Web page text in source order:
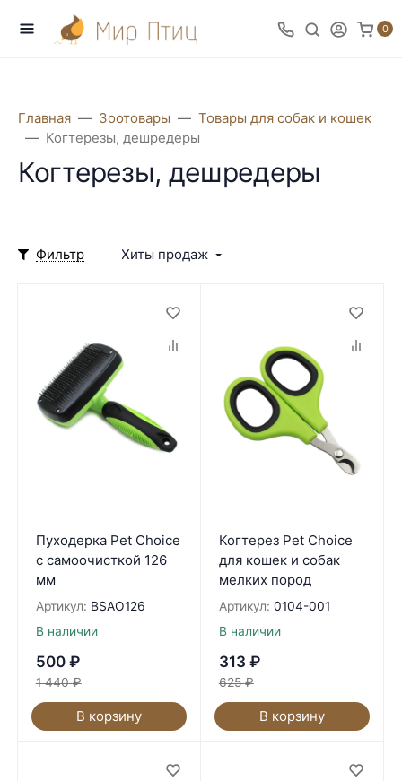
0
Главная Зоотовары
Товары для собак и кошек
Когтерезы, дешредеры
Когтерезы, дешредеры
Фильтр Хиты продаж
Пуходерка Pet Choice
с самоочисткой 126
мм
Артикул: BSAO126
В наличии
500 ₽
1 440 ₽
В корзину
Когтерез Pet Choice
для кошек и собак
мелких пород
Артикул: 0104-001
В наличии
313 ₽
625 ₽
В корзину